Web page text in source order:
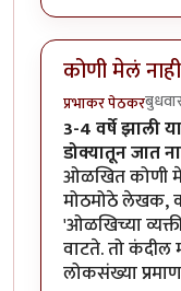
कोणी मेलं
प्रभाकर पेठकर
3-4 वर्षे झाली
डोक्यातून जात
ओळखित कोणी
मोठमोठे लेखक,
'ओळखिच्या
वाटते. तो कंदील
लोकसंख्या